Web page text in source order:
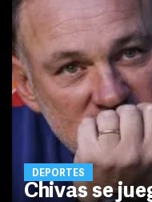
DEPORTES
Chivas se